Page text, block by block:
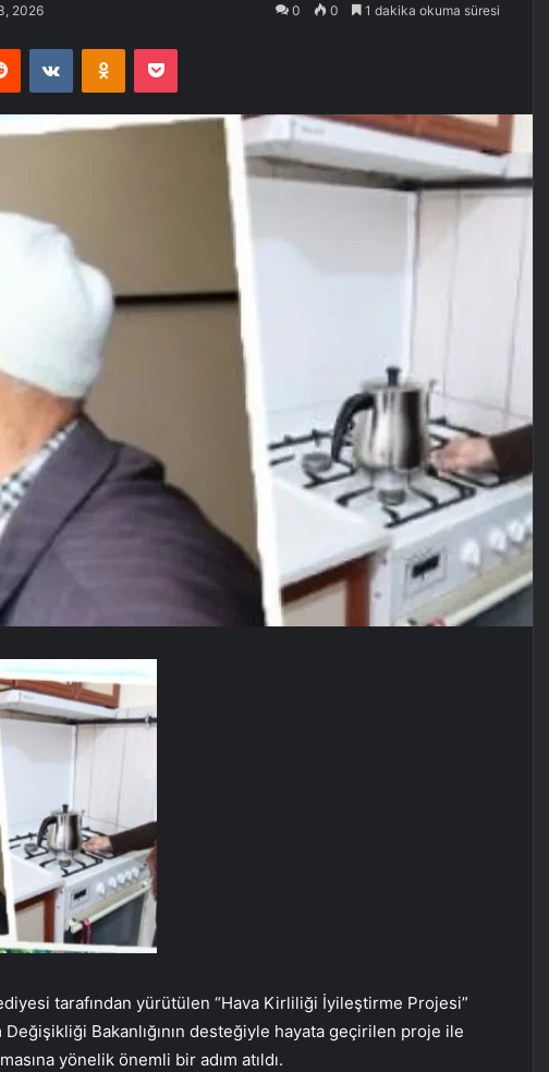
2026 0 0 1 dakika okuma süresi
Reddit VKontakteOdnoklassniki
Pocket
tarafından yürütülen “Hava Kirliliği İyileştirme Projesi”
Bakanlığının desteğiyle hayata geçirilen proje ile
yönelik önemli bir adım atıldı.